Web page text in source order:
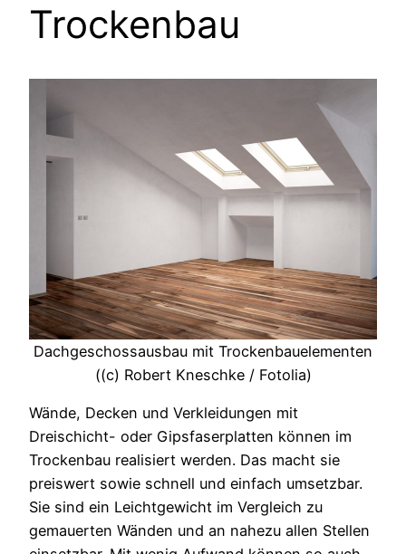
Trockenbau
Dachgeschossausbau mit Trockenbauelementen
((c) Robert Kneschke / Fotolia)
Wände, Decken und Verkleidungen mit
Dreischicht- oder Gipsfaserplatten können im
Trockenbau realisiert werden. Das macht sie
preiswert sowie schnell und einfach umsetzbar.
Sie sind ein Leichtgewicht im Vergleich zu
gemauerten Wänden und an nahezu allen Stellen